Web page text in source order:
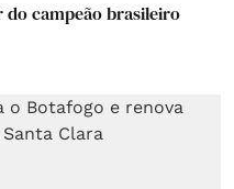
do campeão brasileiro